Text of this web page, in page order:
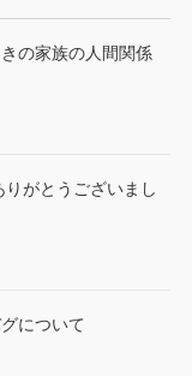
の家族の人間関係
がとうございまし
について